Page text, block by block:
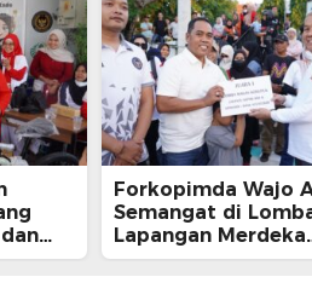
RI
Forkopimda Wajo
Semangat di
Lapangan Merdeka
Sengkang, Andi